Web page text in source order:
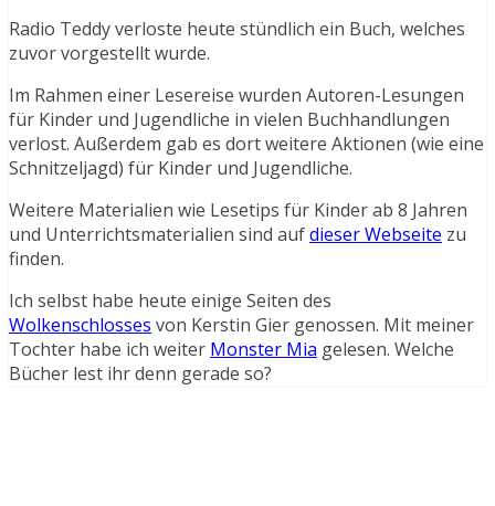
Radio Teddy verloste heute stündlich ein Buch, welches
zuvor vorgestellt wurde.
Im Rahmen einer Lesereise wurden Autoren-Lesungen
für Kinder und Jugendliche in vielen Buchhandlungen
verlost. Außerdem gab es dort weitere Aktionen (wie eine
Schnitzeljagd) für Kinder und Jugendliche.
Weitere Materialien wie Lesetips für Kinder ab 8 Jahren
und Unterrichtsmaterialien sind aufdieser Webseite zu
finden.
Ich selbst habe heute einige Seiten des
Wolkenschlosses von Kerstin Gier genossen. Mit meiner
Tochter habe ich weiter Monster Mia gelesen. Welche
Bücher lest ihr denn gerade so?